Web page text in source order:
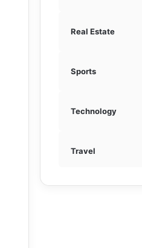
Real Estate
Sports
Technology
Travel